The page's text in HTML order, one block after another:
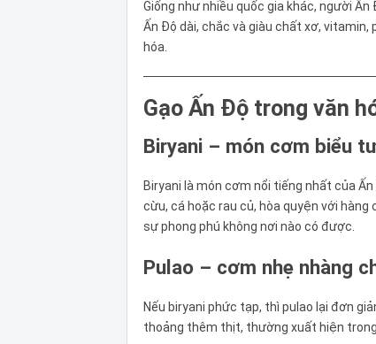
Giống như nhiều quốc gia khác, người
Ấn Độ dài, chắc và giàu chất xơ,
hóa.
Gạo Ấn Độ trong văn
Biryani – món cơm biểu
Biryani là món cơm nổi tiếng nhất của
cừu, cá hoặc rau củ, hòa quyện với hàng
sự phong phú không nơi nào có được.
Pulao – cơm nhẹ nhàng
Nếu biryani phức tạp, thì pulao lại đơn
thoảng thêm thịt, thường xuất hiện trong